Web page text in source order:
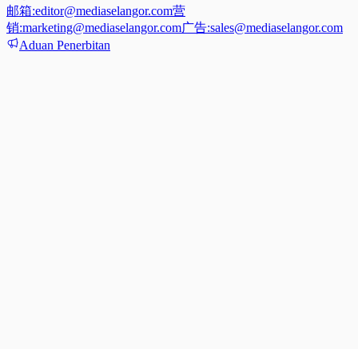
邮箱:editor@mediaselangor.com营
销:marketing@mediaselangor.com广告:sales@mediaselangor.com
Aduan Penerbitan